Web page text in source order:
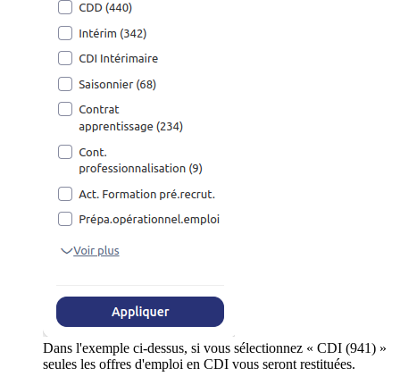
Dans l'exemple ci-dessus, si vous sélectionnez « CDI (941) »
seules les offres d'emploi en CDI vous seront restituées.